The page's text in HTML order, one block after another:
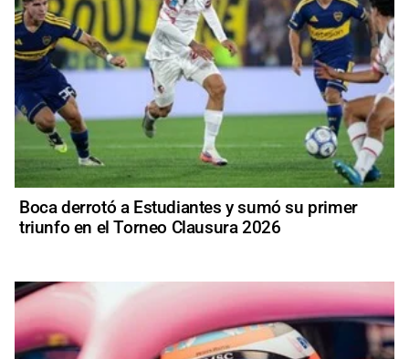
Boca derrotó a Estudiantes y sumó su primer
triunfo en el Torneo Clausura 2026